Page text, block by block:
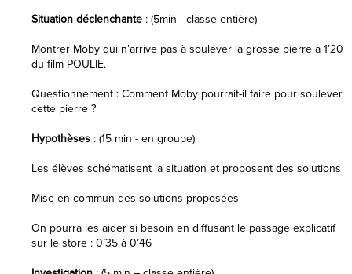
Situation déclenchante : (5min - classe entière)
Montrer Moby qui n’arrive pas à soulever la grosse pierre à 1’20
du film POULIE.
Questionnement : Comment Moby pourrait-il faire pour soulever
cette pierre ?
Hypothèses : (15 min - en groupe)
Les élèves schématisent la situation et proposent des solutions
Mise en commun des solutions proposées
On pourra les aider si besoin en diffusant le passage explicatif
sur le store : 0’35 à 0’46